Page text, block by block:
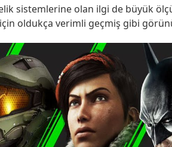
sistemlerine olan ilgi de büyük
için oldukça verimli geçmiş gibi